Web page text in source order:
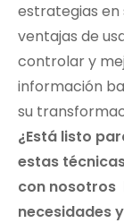
estrategias en
ventajas de
controlar y
información
su
¿Está listo
estas
con nosotros
necesidades